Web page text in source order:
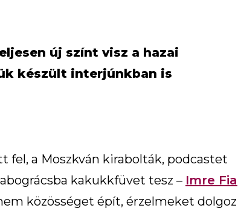
új színt visz a hazai
készült interjúnkban is
fel, a Moszkván kirabolták, podcastet
kakukkfüvet tesz – Imre Fia
közösséget épít, érzelmeket dolgoz